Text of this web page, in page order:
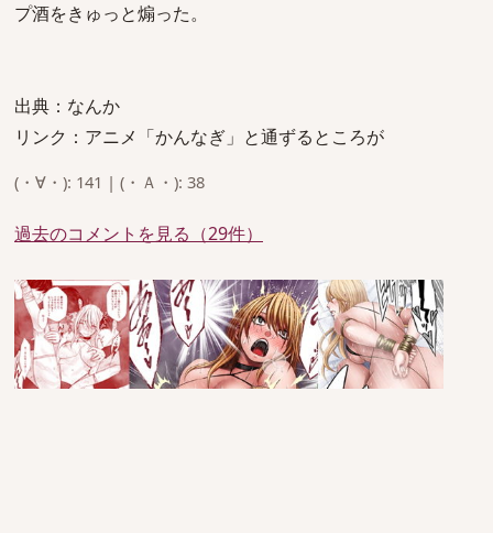
プ酒をきゅっと煽った。
出典：なんか
リンク：アニメ「かんなぎ」と通ずるところが
(・∀・): 141 | (・Ａ・): 38
過去のコメントを見る（29件）